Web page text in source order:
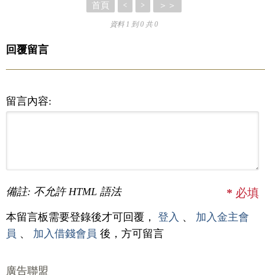
首頁 < > ＞＞
資料 1 到 0 共 0
回覆留言
留言內容:
備註: 不允許 HTML 語法 * 必填
本留言板需要登錄後才可回覆， 登入 、 加入金主會
員 、 加入借錢會員 後，方可留言
廣告聯盟